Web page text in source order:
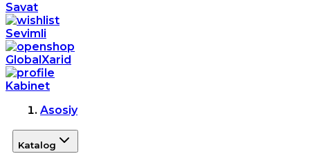
Savat
Sevimli
GlobalXarid
Kabinet
Asosiy
Katalog